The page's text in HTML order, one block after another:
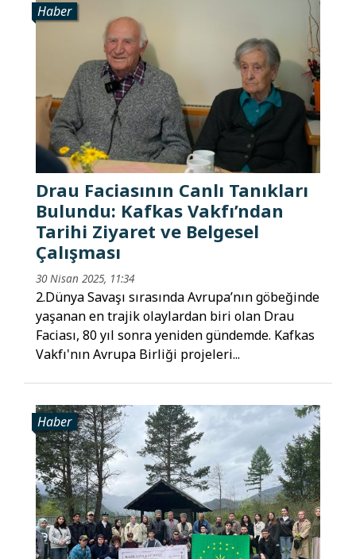
Haber
Drau Faciasının Canlı Tanıkları
Bulundu: Kafkas Vakfı’ndan
Tarihi Ziyaret ve Belgesel
Çalışması
30 Nisan 2025, 11:34
2.Dünya Savaşı sırasında Avrupa’nın göbeğinde
yaşanan en trajik olaylardan biri olan Drau
Faciası, 80 yıl sonra yeniden gündemde. Kafkas
Vakfı'nın Avrupa Birliği projeleri...
Haber